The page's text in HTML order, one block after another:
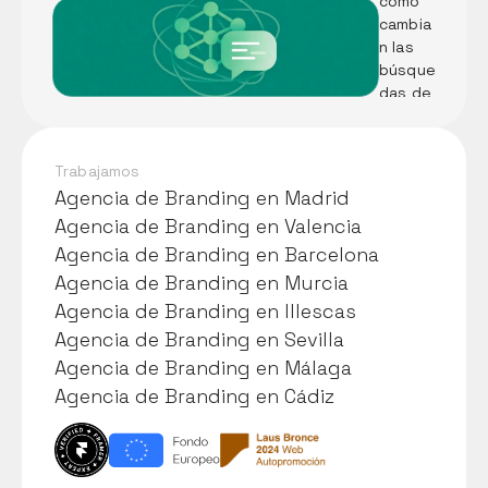
de
Pescad
ería A.
Martín
cambia
n las
búsque
das de
Trabajamos
Agencia de Branding en Madrid
Agencia de Branding en Madrid
Agencia de Branding en Valencia
Agencia de Branding en Valencia
Agencia de Branding en Barcelona
Agencia de Branding en Barcelona
Agencia de Branding en Murcia
Agencia de Branding en Murcia
Agencia de Branding en Illescas
Agencia de Branding en Illescas
Agencia de Branding en Sevilla
Agencia de Branding en Sevilla
Agencia de Branding en Málaga
Agencia de Branding en Málaga
Agencia de Branding en Cádiz
Agencia de Branding en Cádiz